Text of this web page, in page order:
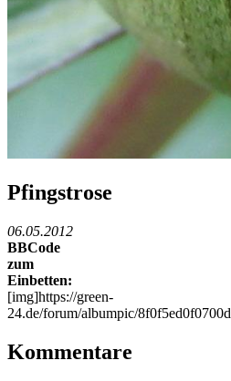
Pfingstrose
06.05.2012
BBCode
zum
Einbetten:
[img]https://green-
24.de/forum/albumpic/
Kommentare